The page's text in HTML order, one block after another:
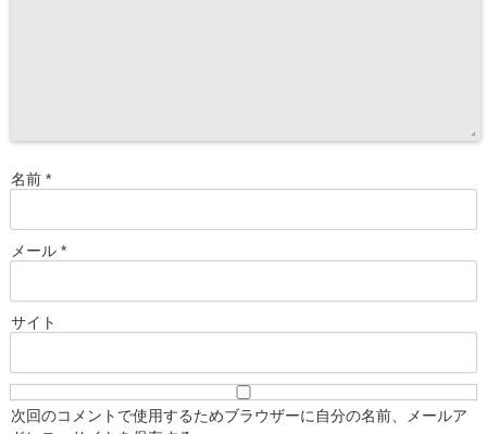
名前 *
メール *
サイト
次回のコメントで使用するためブラウザーに自分の名前、メールア